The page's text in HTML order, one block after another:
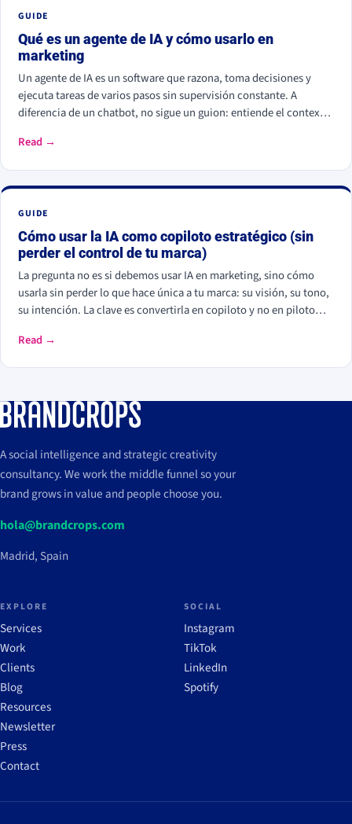
GUIDE
Qué es un agente de IA y cómo usarlo en
marketing
Un agente de IA es un software que razona, toma decisiones y
ejecuta tareas de varios pasos sin supervisión constante. A
diferencia de un chatbot, no sigue un guion: entiende el contexto
analizar datos, calificar leads y monitorizar la conversación
Read →
GUIDE
Cómo usar la IA como copiloto estratégico (sin
perder el control de tu marca)
La pregunta no es si debemos usar IA en marketing, sino cómo
usarla sin perder lo que hace única a tu marca: su visión, su tono,
su intención. La clave es convertirla en copiloto y no en piloto
final siempre es tuya.
Read →
A social intelligence and strategic creativity
consultancy. We work the middle funnel so your
brand grows in value and people choose you.
hola@brandcrops.com
Madrid, Spain
EXPLORE
Services
Work
Clients
Blog
Resources
Newsletter
Press
Contact
SOCIAL
Instagram
TikTok
LinkedIn
Spotify